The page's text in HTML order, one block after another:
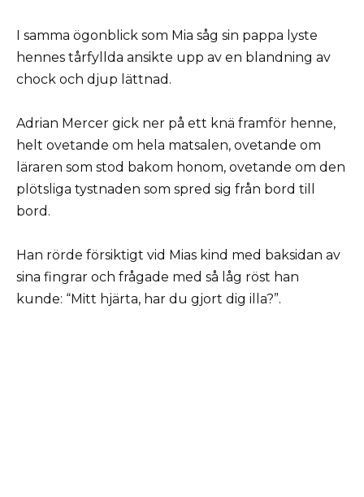
I samma ögonblick som Mia såg sin pappa lyste
hennes tårfyllda ansikte upp av en blandning av
chock och djup lättnad.
Adrian Mercer gick ner på ett knä framför henne,
helt ovetande om hela matsalen, ovetande om
läraren som stod bakom honom, ovetande om den
plötsliga tystnaden som spred sig från bord till
bord.
Han rörde försiktigt vid Mias kind med baksidan av
sina fingrar och frågade med så låg röst han
kunde: “Mitt hjärta, har du gjort dig illa?”.